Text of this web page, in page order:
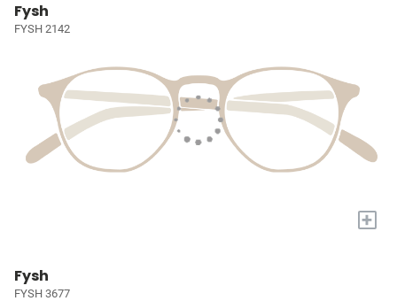
Fysh
FYSH 2142
+
Fysh
FYSH 3677